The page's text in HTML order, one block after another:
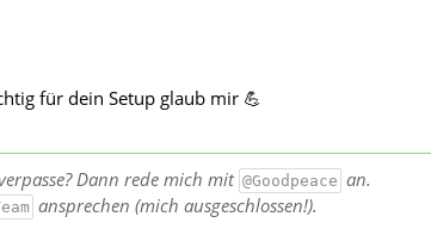
für dein Setup glaub mir 💪
Dann rede mich mit @Goodpeace an.
ansprechen (mich ausgeschlossen!).